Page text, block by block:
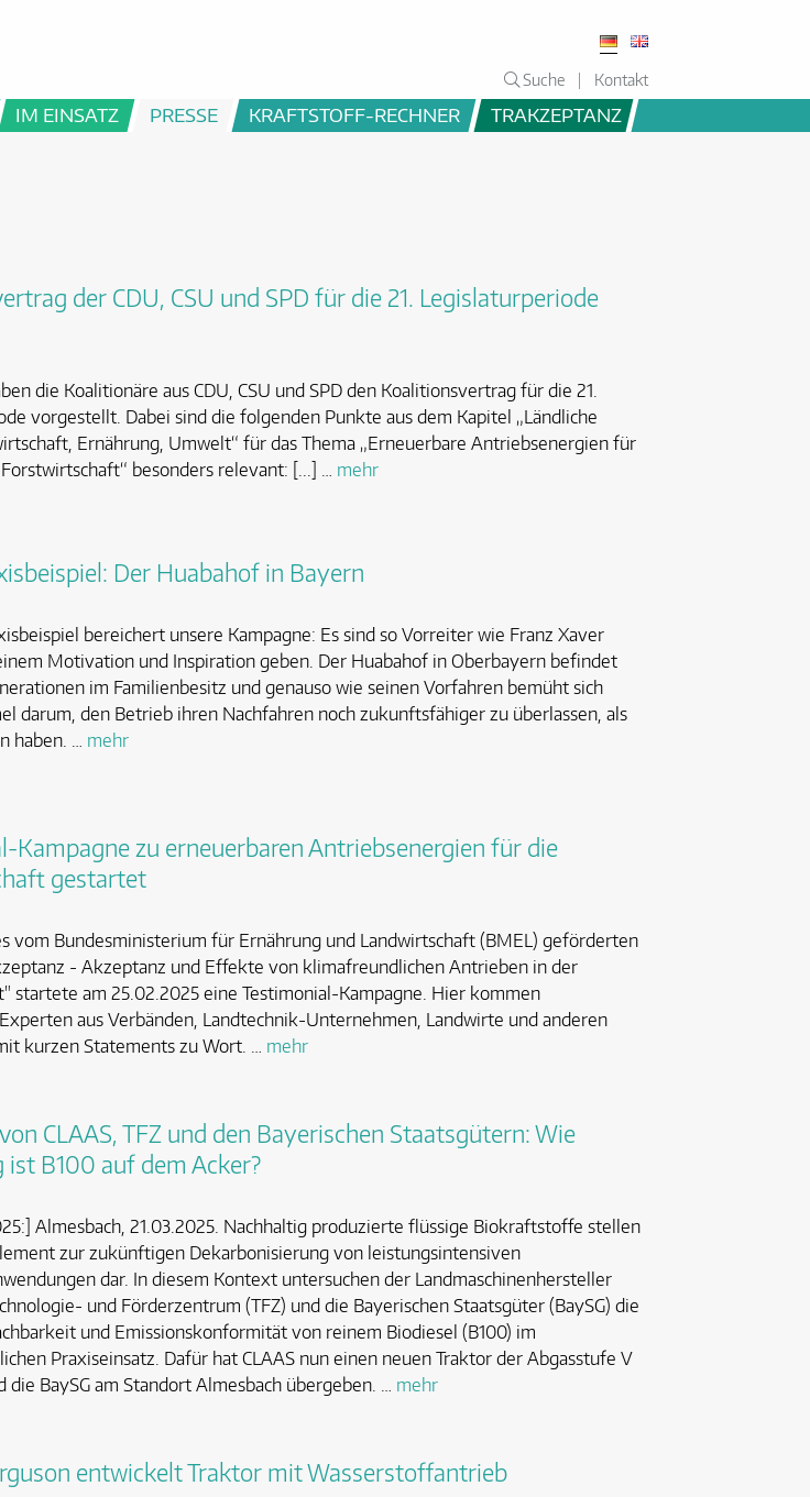
Suche Kontakt
IM EINSATZ PRESSE KRAFTSTOFF-RECHNER TRAKZEPTANZ
der CDU, CSU und SPD für die 21. Legislaturperiode
die Koalitionäre aus CDU, CSU und SPD den Koalitionsvertrag für die 21.
vorgestellt. Dabei sind die folgenden Punkte aus dem Kapitel „Ländliche
Ernährung, Umwelt“ für das Thema „Erneuerbare Antriebsenergien für
besonders relevant: [...] … mehr
Der Huabahof in Bayern
bereichert unsere Kampagne: Es sind so Vorreiter wie Franz Xaver
Motivation und Inspiration geben. Der Huabahof in Oberbayern befindet
im Familienbesitz und genauso wie seinen Vorfahren bemüht sich
darum, den Betrieb ihren Nachfahren noch zukunftsfähiger zu überlassen, als
haben. … mehr
Kampagne zu erneuerbaren Antriebsenergien für die
gestartet
vom Bundesministerium für Ernährung und Landwirtschaft (BMEL) geförderten
- Akzeptanz und Effekte von klimafreundlichen Antrieben in der
startete am 25.02.2025 eine Testimonial-Kampagne. Hier kommen
aus Verbänden, Landtechnik-Unternehmen, Landwirte und anderen
kurzen Statements zu Wort. … mehr
CLAAS, TFZ und den Bayerischen Staatsgütern: Wie
ist B100 auf dem Acker?
Almesbach, 21.03.2025. Nachhaltig produzierte flüssige Biokraftstoffe stellen
zur zukünftigen Dekarbonisierung von leistungsintensiven
dar. In diesem Kontext untersuchen der Landmaschinenhersteller
und Förderzentrum (TFZ) und die Bayerischen Staatsgüter (BaySG) die
und Emissionskonformität von reinem Biodiesel (B100) im
Praxiseinsatz. Dafür hat CLAAS nun einen neuen Traktor der Abgasstufe V
die BaySG am Standort Almesbach übergeben. … mehr
entwickelt Traktor mit Wasserstoffantrieb